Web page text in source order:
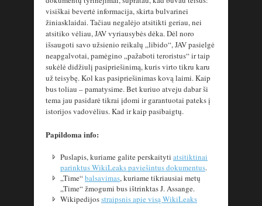
visiškai bevertė informacija, skirta bulvarinei
žiniasklaidai. Tačiau negalėjo atsitikti geriau, nei
atsitiko vėliau, JAV vyriausybės dėka. Dėl noro
išsaugoti savo užsienio reikalų „libido“, JAV pasielgė
neapgalvotai, pamėgino „pažaboti teroristus“ ir taip
sukėlė didžiulį pasipriešinimą, kuris virto tikru karu
už teisybę. Kol kas pasipriešinimas kovą laimi. Kaip
bus toliau – pamatysime. Bet kuriuo atveju dabar ši
tema jau pasidarė tikrai įdomi ir garantuotai pateks į
istorijos vadovėlius. Kad ir kaip pasibaigtų.
Papildoma info:
Puslapis, kuriame galite perskaityti atsitiktinai
parinktus WikiLeaks paviešintus dokumentus.
„Time“balsavimas, kuriame tikriausiai metų
„Time“ žmogumi bus ištrinktas J. Assange.
Wikipedijosstraipsnis apie visą WikiLeaks